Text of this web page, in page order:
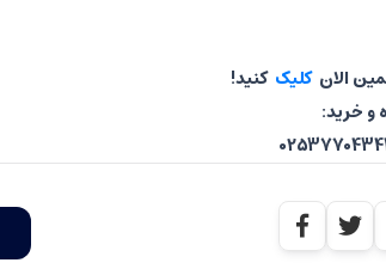
الانکلیک کنید!
و خرید: